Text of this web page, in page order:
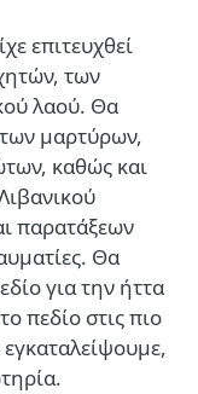
επιτευχθεί
των
λαού. Θα
μαρτύρων,
καθώς και
παρατάξεων
Θα
για την ήττα
πεδίο στις πιο